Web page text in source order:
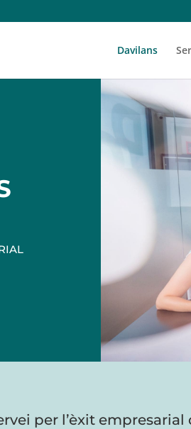
Davilans
per l’èxit empresarial